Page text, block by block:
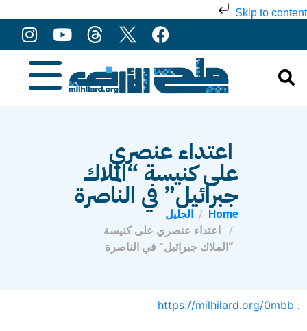
Skip to content
اعتداء عنصري
على كنيسة “الملاك
جبرائيل” في الناصرة
Home
الجليل
اعتداء عنصري على كنيسة
“الملاك جبرائيل” في الناصرة
:
https://milhilard.org/0mbb